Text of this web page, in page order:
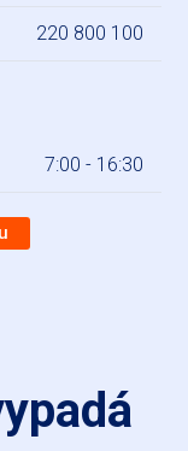
220 800 100
7:00 - 16:30